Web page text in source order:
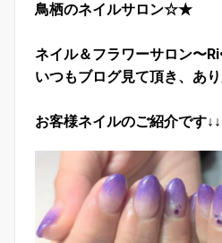
鳥栖のネイルサロン☆★
ネイル＆フラワーサロン〜
いつもブログ見て頂き、あ
お客様ネイルのご紹介です↓↓